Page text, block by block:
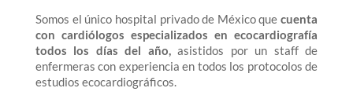
Somos el único hospital privado de México que cuenta
con cardiólogos especializados en ecocardiografía
todos los días del año,asistidos por un staff de
enfermeras con experiencia en todos los protocolos de
estudios ecocardiográficos.